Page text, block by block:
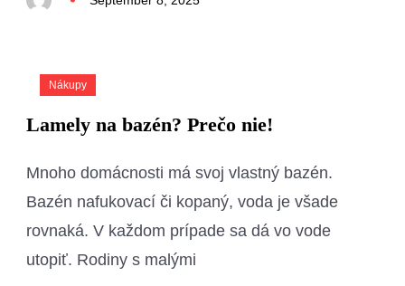
Nákupy
Lamely na bazén? Prečo nie!
Mnoho domácnosti má svoj vlastný bazén.
Bazén nafukovací či kopaný, voda je všade
rovnaká. V každom prípade sa dá vo vode
utopiť. Rodiny s malými